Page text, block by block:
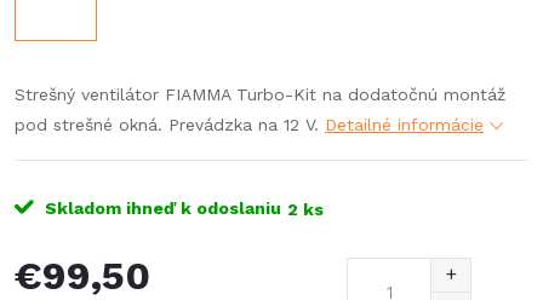
Strešný ventilátor FIAMMA Turbo-Kit na dodatočnú montáž
pod strešné okná. Prevádzka na 12 V. Detailné informácie
Skladom ihneď k odoslaniu 2 ks
€99,50